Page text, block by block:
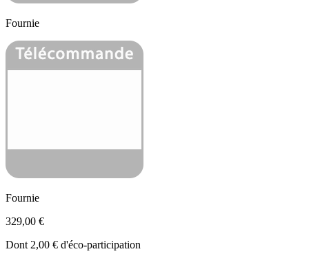
Fournie
Fournie
329,00 €
Dont 2,00 € d'éco-participation